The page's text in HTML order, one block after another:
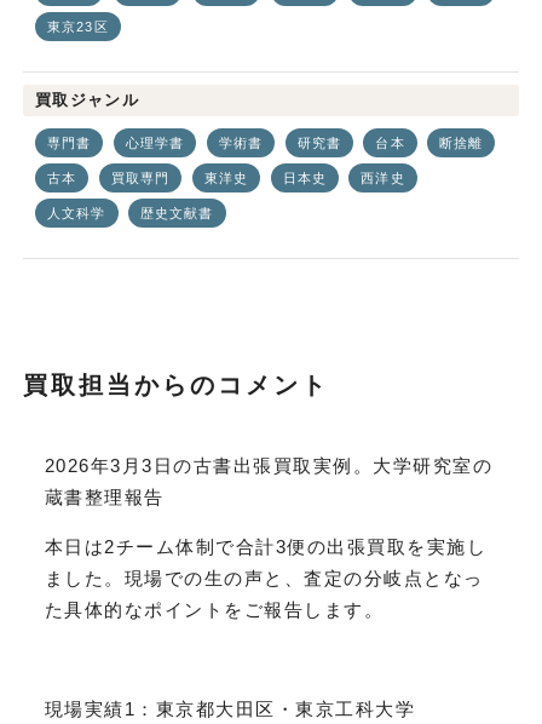
東京23区
買取ジャンル
専門書 心理学書 学術書 研究書 台本 断捨離
古本 買取専門 東洋史 日本史 西洋史
人文科学 歴史文献書
買取担当からのコメント
2026年3月3日の古書出張買取実例。大学研究室の
蔵書整理報告
本日は2チーム体制で合計3便の出張買取を実施し
ました。現場での生の声と、査定の分岐点となっ
た具体的なポイントをご報告します。
現場実績1：東京都大田区・東京工科大学